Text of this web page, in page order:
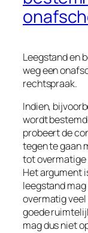
Leegstand en
weg een
rechtspraak.
Indien,
wordt
probeert de
tegen te gaan
tot overmatige
Het argument
leegstand
overmatig
goede
mag dus niet